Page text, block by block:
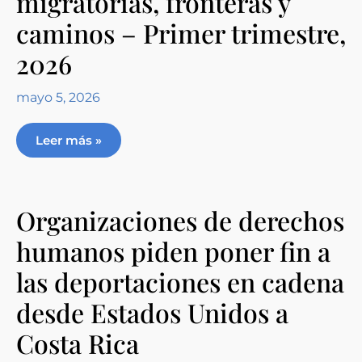
caminos – Primer trimestre,
2026
mayo 5, 2026
Leer más »
Organizaciones de derechos
humanos piden poner fin a
las deportaciones en cadena
desde Estados Unidos a
Costa Rica